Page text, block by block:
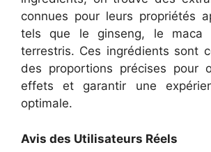
connues pour leurs propriétés
tels que le ginseng, le maca
terrestris. Ces ingrédients sont
des proportions précises pour
effets et garantir une
optimale.
Avis des Utilisateurs Réels